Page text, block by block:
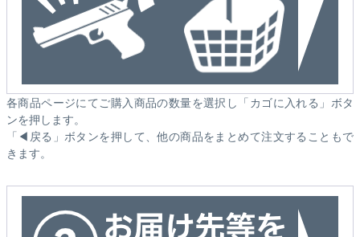
各商品ページにてご購入商品の数量を選択し「カゴに入れる」ボタ
ンを押します。
「◀戻る」ボタンを押して、他の商品をまとめて注文することもで
きます。